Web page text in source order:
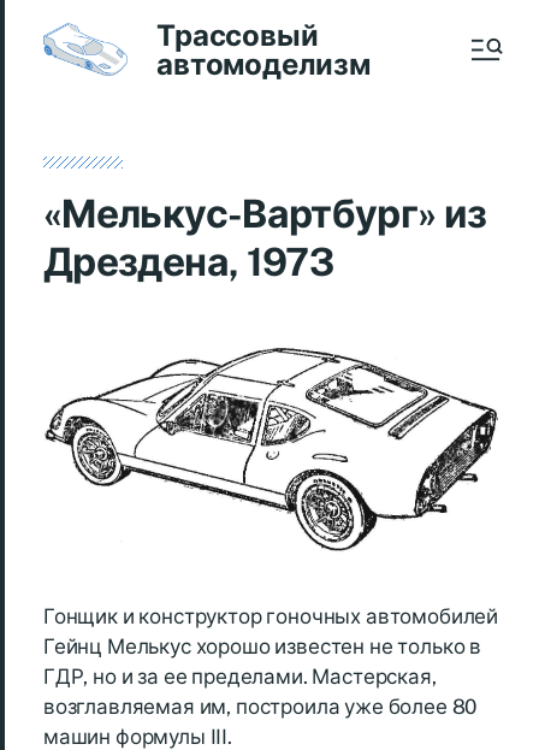
Трассовый
автомоделизм
«Мелькус-Вартбург» из
Дрездена, 1973
Гонщик и конструктор гоночных автомобилей
Гейнц Мелькус хорошо известен не только в
ГДР, но и за ее пределами. Мастерская,
возглавляемая им, построила уже более 80
машин формулы III.